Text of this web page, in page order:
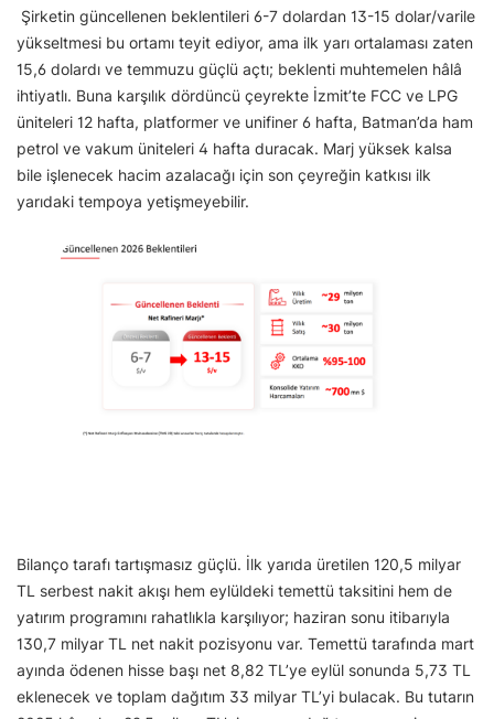
Şirketin güncellenen beklentileri 6-7 dolardan 13-15 dolar/varile
yükseltmesi bu ortamı teyit ediyor, ama ilk yarı ortalaması zaten
15,6 dolardı ve temmuzu güçlü açtı; beklenti muhtemelen hâlâ
ihtiyatlı. Buna karşılık dördüncü çeyrekte İzmit’te FCC ve LPG
üniteleri 12 hafta, platformer ve unifiner 6 hafta, Batman’da ham
petrol ve vakum üniteleri 4 hafta duracak. Marj yüksek kalsa
bile işlenecek hacim azalacağı için son çeyreğin katkısı ilk
yarıdaki tempoya yetişmeyebilir.
Bilanço tarafı tartışmasız güçlü. İlk yarıda üretilen 120,5 milyar
TL serbest nakit akışı hem eylüldeki temettü taksitini hem de
yatırım programını rahatlıkla karşılıyor; haziran sonu itibarıyla
130,7 milyar TL net nakit pozisyonu var. Temettü tarafında mart
ayında ödenen hisse başı net 8,82 TL’ye eylül sonunda 5,73 TL
eklenecek ve toplam dağıtım 33 milyar TL’yi bulacak. Bu tutarın